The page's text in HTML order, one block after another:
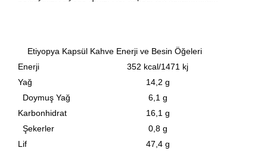
Etiyopya Kapsül Kahve Enerji ve Besin Öğeleri
Enerji
352 kcal/1471 kj
Yağ
14,2 g
Doymuş Yağ
6,1 g
Karbonhidrat
16,1 g
Şekerler
0,8 g
Lif
47,4 g